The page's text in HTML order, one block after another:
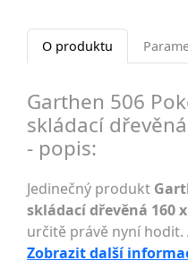
O produktu
Garthen 506
skládací
- popis:
Jedinečný produkt
skládací dřevěná 160
určitě právě nyní hodit.
Zobrazit další